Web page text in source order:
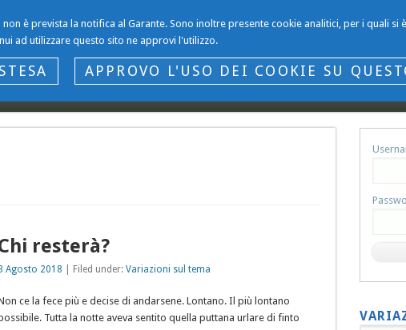
resterà?
Agosto 2018 | Filed under: Variazioni sul tema
ce la fece più e decise di andarsene. Lontano. Il più lontano
Tutta la notte aveva sentito quella puttana urlare di finto
è prevista la notifica al Garante. Sono inoltre presente cookie analitici, per i quali si
ad utilizzare questo sito ne approvi l'utilizzo.
APPROVO L'USO DEI COOKIE SU